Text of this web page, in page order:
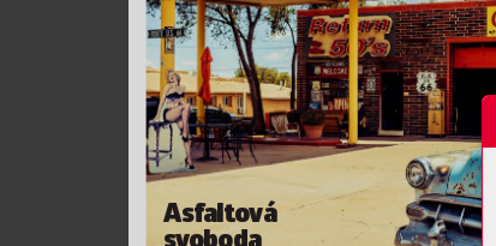
Asfaltová
svoboda